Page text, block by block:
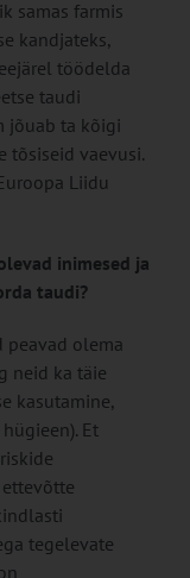
samas farmis
kandjateks,
töödelda
taudi
jõuab ta kõigi
tõsiseid vaevusi.
Liidu
inimesed ja
taudi?
peavad olema
neid ka täie
kasutamine,
Et
tegelevate